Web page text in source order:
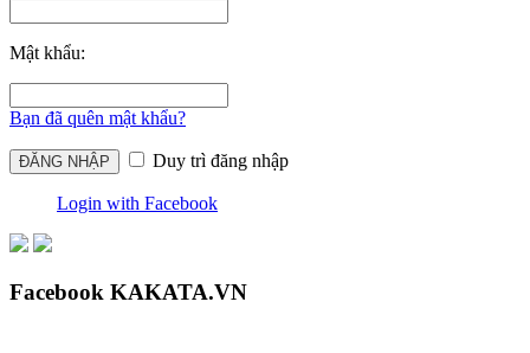
Mật khẩu:
Bạn đã quên mật khẩu?
Duy trì đăng nhập
Login with Facebook
Facebook KAKATA.VN